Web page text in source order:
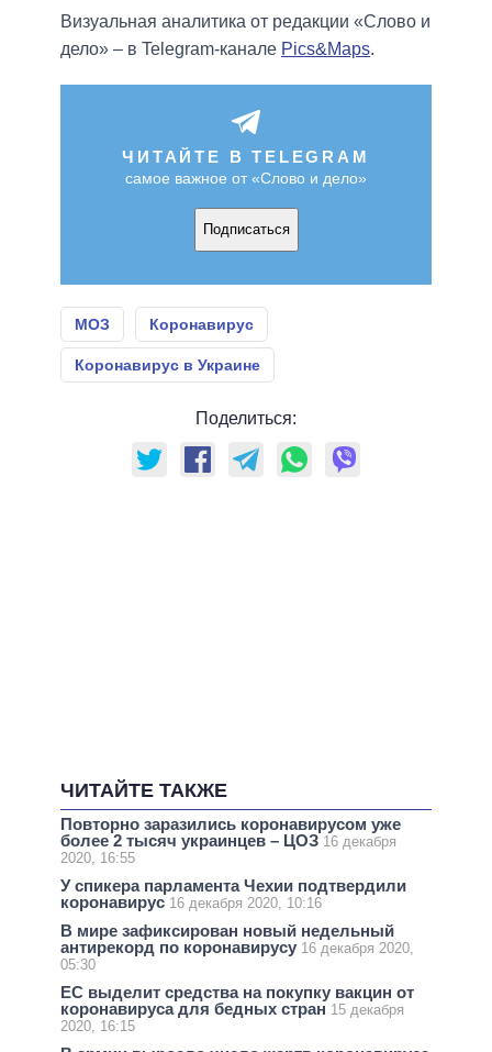
Визуальная аналитика от редакции «Слово и
дело» – в Telegram-канале Pics&Maps.
ЧИТАЙТЕ В TELEGRAM
самое важное от «Слово и дело»
Подписаться
МОЗ Коронавирус
Коронавирус в Украине
Поделиться:
ЧИТАЙТЕ ТАКЖЕ
Повторно заразились коронавирусом уже
более 2 тысяч украинцев – ЦОЗ 16 декабря
2020, 16:55
У спикера парламента Чехии подтвердили
коронавирус 16 декабря 2020, 10:16
В мире зафиксирован новый недельный
антирекорд по коронавирусу 16 декабря 2020,
05:30
ЕС выделит средства на покупку вакцин от
коронавируса для бедных стран 15 декабря
2020, 16:15